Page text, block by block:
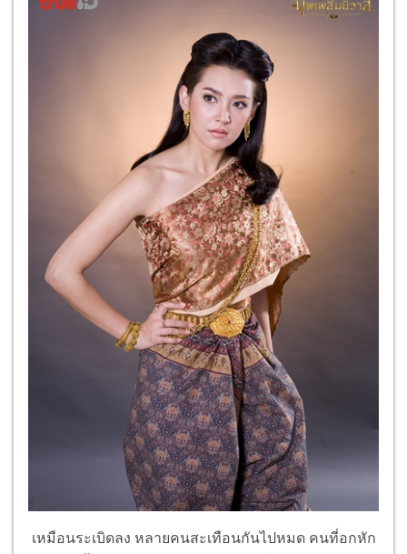
เหมือนระเบิดลง หลายคนสะเทือนกันไปหมด คนที่อกหัก